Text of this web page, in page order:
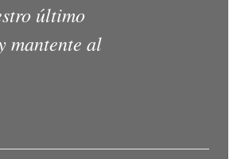
último
mantente al